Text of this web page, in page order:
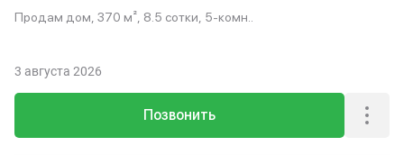
Продам дом, 370 м², 8.5 сотки, 5-комн..
Позвонить
3 августа 2026